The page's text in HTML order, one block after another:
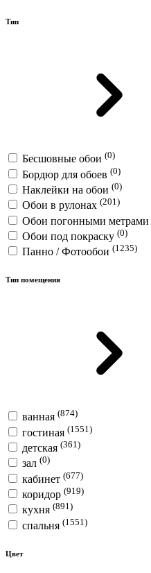
Тип
Бесшовные обои (0)
Бордюр для обоев (0)
Наклейки на обои (0)
Обои в рулонах (201)
Обои погонными метрами
Обои под покраску (0)
Панно / Фотообои (1235)
Тип помещения
ванная (874)
гостиная (1551)
детская (361)
зал (0)
кабинет (677)
коридор (919)
кухня (891)
спальня (1551)
Цвет